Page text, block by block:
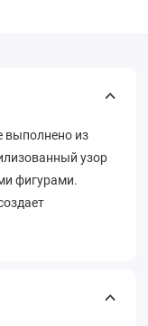
выполнено из
узор
фигурами.